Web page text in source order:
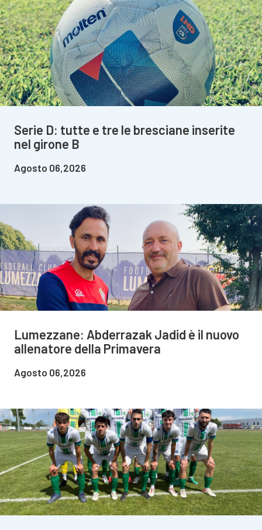
Serie D: tutte e tre le bresciane inserite
nel girone B
Agosto 06,2026
Lumezzane: Abderrazak Jadid è il nuovo
allenatore della Primavera
Agosto 06,2026